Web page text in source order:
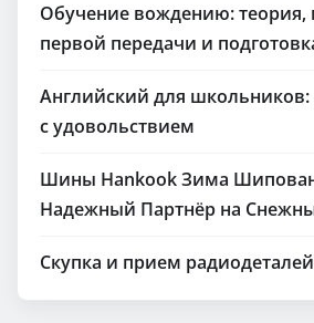
Обучение вождению: теория,
первой передачи и
Английский для школьников:
с удовольствием
Шины Hankook Зима
Надежный Партнёр на
Скупка и прием